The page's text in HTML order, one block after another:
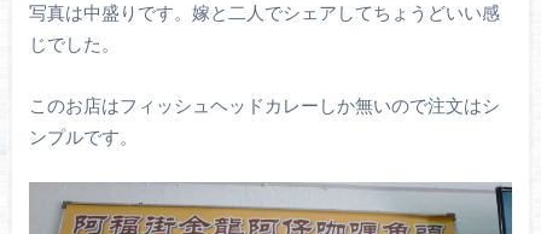
写真は中盛りです。嫁と二人でシェアしてちょうどいい感
じでした。
このお店はフィッシュヘッドカレーしか無いので注文はシ
ンプルです。